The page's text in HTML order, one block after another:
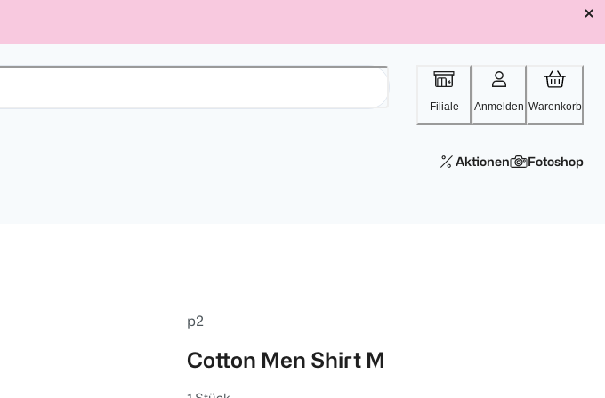
Filiale Anmelden Warenkorb
Aktionen Fotoshop
p2
Cotton Men Shirt M